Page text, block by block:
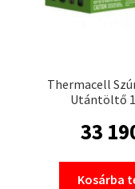
Thermacell
Utántöltő
33
Kosárba